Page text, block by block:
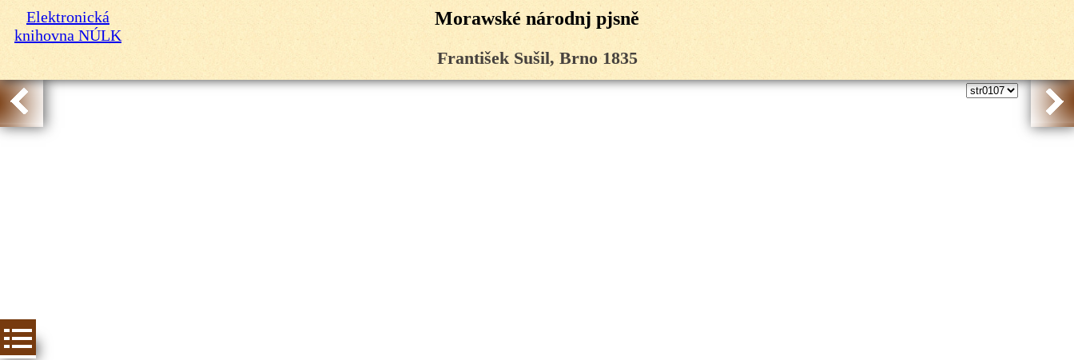
Elektronická
knihovna NÚLK
Morawské národnj pjsně
František Sušil, Brno 1835